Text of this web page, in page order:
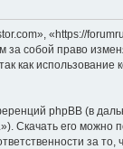
«https://
собой право
как
phpBB (в
Скачать его можно
за